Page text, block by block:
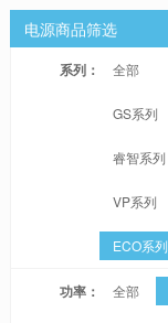
电源商品筛选
系列： 全部
GS系列
睿智系列
VP系列
ECO系列
功率： 全部